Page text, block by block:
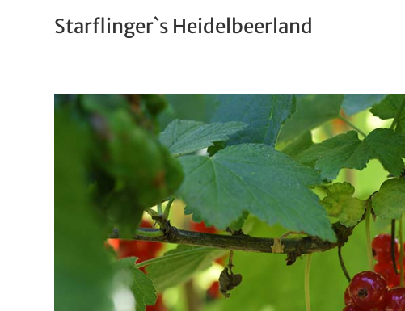
Starflinger`s Heidelbeerland